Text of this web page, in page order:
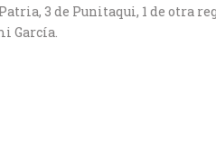
3 de Punitaqui, 1 de otra
García.